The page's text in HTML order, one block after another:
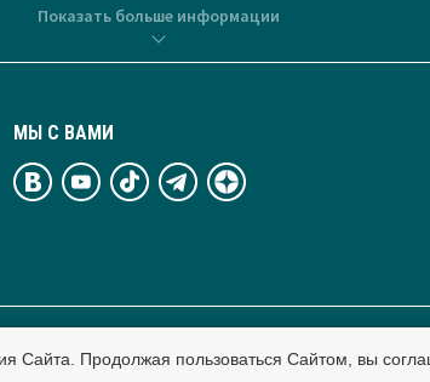
Показать больше информации
МЫ С ВАМИ
Сайта. Продолжая пользоваться Сайтом, вы